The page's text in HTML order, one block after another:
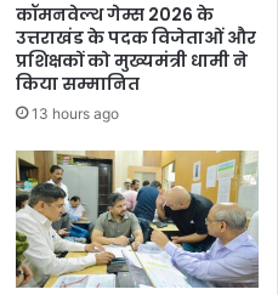
कॉमनवेल्थ गेम्स 2026 के
उत्तराखंड के पदक विजेताओं और
प्रशिक्षकों को मुख्यमंत्री धामी ने
किया सम्मानित
13 hours ago